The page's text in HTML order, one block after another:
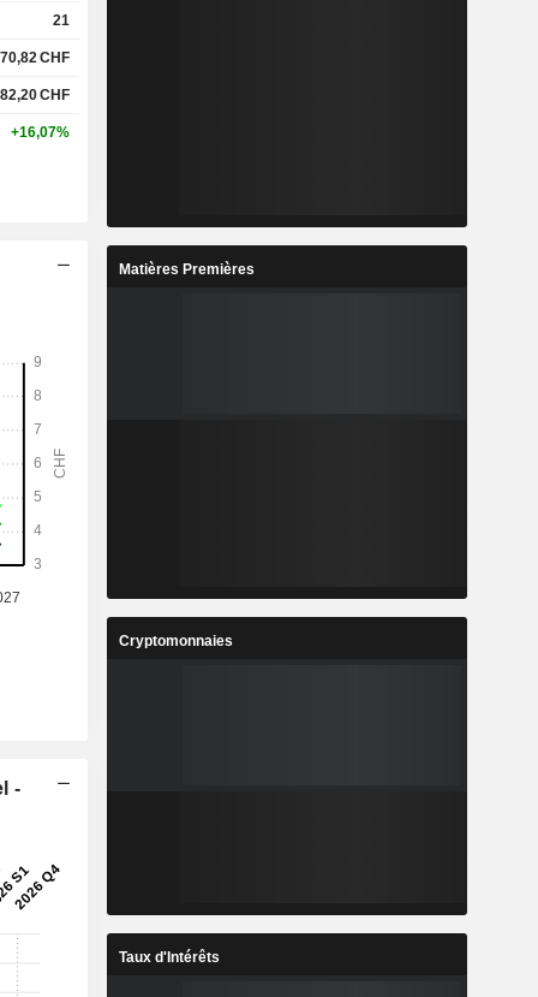
21
70,82CHF
82,20CHF
+16,07%
-
Matières Premières
Cryptomonnaies
Taux d'Intérêts